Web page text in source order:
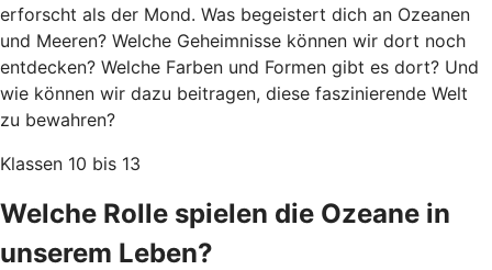
erforscht als der Mond. Was begeistert dich an Ozeanen
und Meeren? Welche Geheimnisse können wir dort noch
entdecken? Welche Farben und Formen gibt es dort? Und
wie können wir dazu beitragen, diese faszinierende Welt
zu bewahren?
Klassen 10 bis 13
Welche Rolle spielen die Ozeane in
unserem Leben?